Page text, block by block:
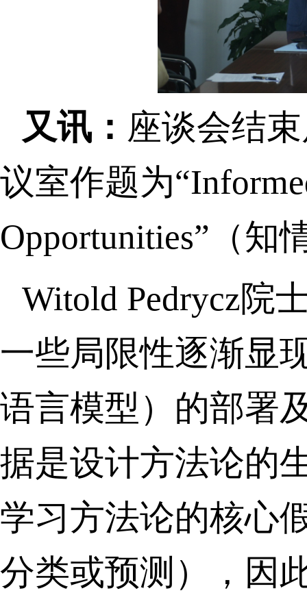
又讯： 座谈会结
议室作题为
Opportunities”（知
Witold Pedrycz院
一些局限性逐渐显
语言模型）的部署
据是设计方法论的
学习方法论的核心
分类或预测），因